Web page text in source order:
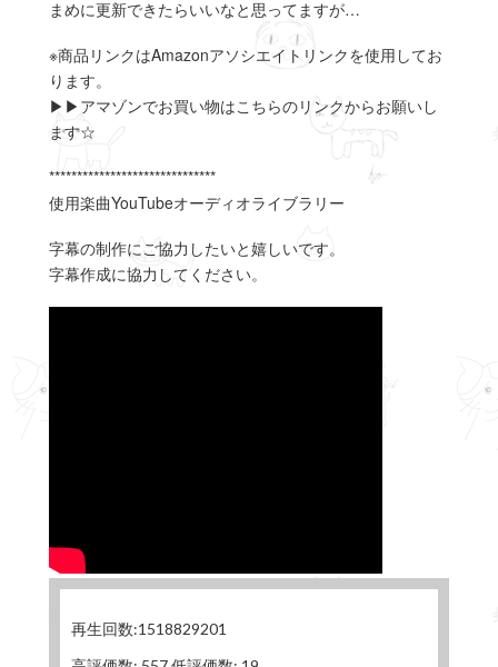
まめに更新できたらいいなと思ってますが…
※商品リンクはAmazonアソシエイトリンクを使用してお
ります。
▶▶アマゾンでお買い物はこちらのリンクからお願いし
ます☆
******************************
使用楽曲YouTubeオーディオライブラリー
字幕の制作にご協力したいと嬉しいです。
字幕作成に協力してください。
再生回数:1518829201